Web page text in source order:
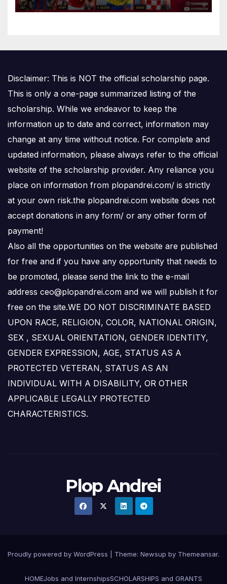
Disclaimer: This is NOT the official scholarship page.
This is only a one-page summarized listing of the
scholarship. While we endeavor to keep the
information up to date and correct, information may
change at any time without notice. For complete and
updated information, please always refer to the official
website of the scholarship provider. Any reliance you
place on information from plopandrei.com/ is strictly
at your own risk.the plopandrei.com website does not
accept donations in any form/ or any other form of
payment!
Also all the opportunities on the website are published
for free and if you have any opportunity that needs to
be promoted, please send the link to the e-mail
address ceo@plopandrei.com and we will publish it for
free on the site.WE DO NOT DISCRIMINATE BASED
UPON RACE, RELIGION, COLOR, NATIONAL ORIGIN,
SEX , SEXUAL ORIENTATION, GENDER IDENTITY,
GENDER EXPRESSION, AGE, STATUS AS A
PROTECTED VETERAN, STATUS AS AN
INDIVIDUAL WITH A DISABILITY, OR OTHER
APPLICABLE LEGALLY PROTECTED
CHARACTERISTICS.
Plop Andrei
Proudly powered by WordPress Theme: Newsup by Themeansar.
HOMEJobs and InternshipsSCHOLARSHIPS and GRANTS